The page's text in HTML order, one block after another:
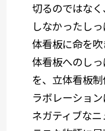
切るのではな
しなかったし
体看板に命を
体看板へのし
を、立体看板
ラボレーション
ネガティブな